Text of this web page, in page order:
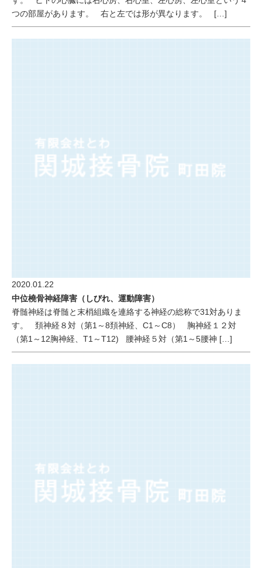
つの部屋があります。 右と左では形が異なります。 […]
2020.01.22
中位橈骨神経障害（しびれ、運動障害）
脊髄神経は脊髄と末梢組織を連絡する神経の総称で31対ありま
す。 頚神経８対（第1～8頚神経、C1～C8） 胸神経１２対
（第1～12胸神経、T1～T12) 腰神経５対（第1～5腰神 […]